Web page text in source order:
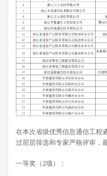
在本次省级优秀信息通信工程
过层层筛选和专家严格评审，
一等奖（2项）：